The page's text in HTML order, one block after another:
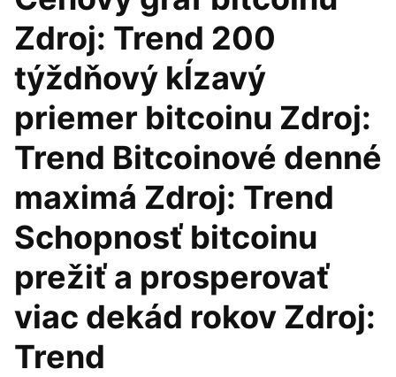
Zdroj: Trend 200
týždňový kĺzavý
priemer bitcoinu Zdroj:
Trend Bitcoinové denné
maximá Zdroj: Trend
Schopnosť bitcoinu
prežiť a prosperovať
viac dekád rokov Zdroj:
Trend